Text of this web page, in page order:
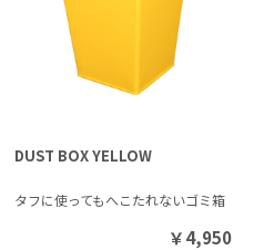
DUST BOX YELLOW
タフに使ってもへこたれないゴミ箱
￥4,950